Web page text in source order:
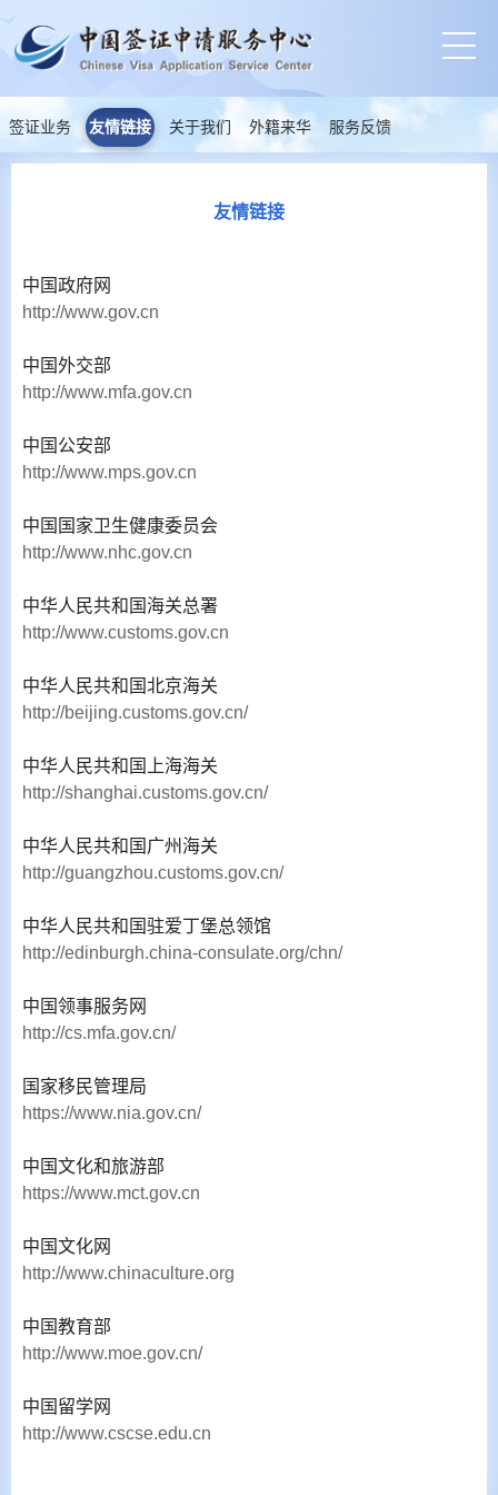
签证业务 友情链接 关于我们 外籍来华 服务反馈
友情链接
中国政府网
http://www.gov.cn
中国外交部
http://www.mfa.gov.cn
中国公安部
http://www.mps.gov.cn
中国国家卫生健康委员会
http://www.nhc.gov.cn
中华人民共和国海关总署
http://www.customs.gov.cn
中华人民共和国北京海关
http://beijing.customs.gov.cn/
中华人民共和国上海海关
http://shanghai.customs.gov.cn/
中华人民共和国广州海关
http://guangzhou.customs.gov.cn/
中华人民共和国驻爱丁堡总领馆
http://edinburgh.china-consulate.org/chn/
中国领事服务网
http://cs.mfa.gov.cn/
国家移民管理局
https://www.nia.gov.cn/
中国文化和旅游部
https://www.mct.gov.cn
中国文化网
http://www.chinaculture.org
中国教育部
http://www.moe.gov.cn/
中国留学网
http://www.cscse.edu.cn